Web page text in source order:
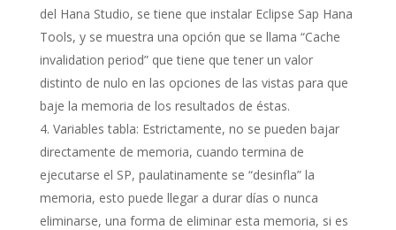
del Hana Studio, se tiene que instalar Eclipse Sap Hana
Tools, y se muestra una opción que se llama “Cache
invalidation period” que tiene que tener un valor
distinto de nulo en las opciones de las vistas para que
baje la memoria de los resultados de éstas.
Variables tabla: Estrictamente, no se pueden bajar
directamente de memoria, cuando termina de
ejecutarse el SP, paulatinamente se “desinfla” la
memoria, esto puede llegar a durar días o nunca
eliminarse, una forma de eliminar esta memoria, si es